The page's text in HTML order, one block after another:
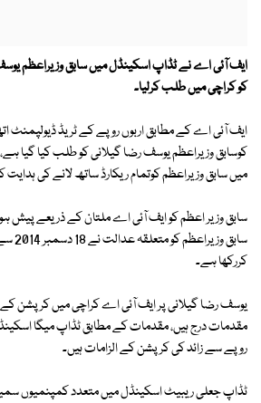
ایف آئی اے نے ٹڈاپ اسکینڈل میں سابق وزیراعظم
کو کراچی میں طلب کرلیا۔
کوسابق وزیراعظم یوسف رضا گیلانی کو طلب کیا گیا
میں سابق وزیراعظم کوتمام ریکارڈ ساتھ لانے کی
سابق وزیر اعظم کو ایف آئی اے ملتان کے ذریعے پیش
سابق
کررکھا ہے۔
یوسف رضا گیلانی پر ایف آئی اے کراچی میں کرپشن
روپے سے زائد کی کرپشن کے الزامات ہیں۔